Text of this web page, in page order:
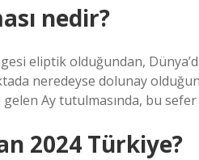
nedir?
eliptik olduğundan,
neredeyse dolunay
Ay tutulmasında, bu sefer
2024 Türkiye?